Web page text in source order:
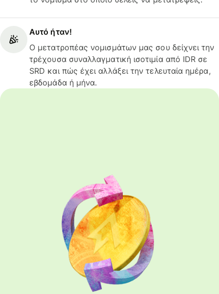
Αυτό ήταν!
Ο μετατροπέας νομισμάτων μας σου δείχνει την
τρέχουσα συναλλαγματική ισοτιμία από IDR σε
SRD και πώς έχει αλλάξει την τελευταία ημέρα,
εβδομάδα ή μήνα.